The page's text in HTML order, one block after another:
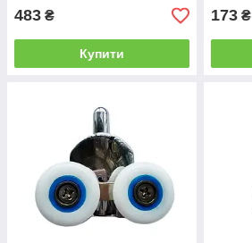
483 ₴
Купити
173 ₴